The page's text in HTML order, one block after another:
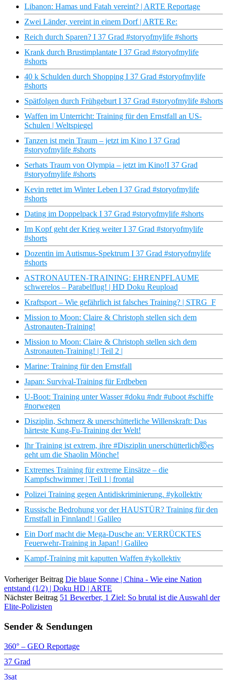
Libanon: Hamas und Fatah vereint? | ARTE Reportage
Zwei Länder, vereint in einem Dorf | ARTE Re:
Reich durch Sparen? I 37 Grad #storyofmylife #shorts
Krank durch Brustimplantate I 37 Grad #storyofmylife
#shorts
40 k Schulden durch Shopping I 37 Grad #storyofmylife
#shorts
Spätfolgen durch Frühgeburt I 37 Grad #storyofmylife #shorts
Waffen im Unterricht: Training für den Ernstfall an US-
Schulen | Weltspiegel
Tanzen ist mein Traum – jetzt im Kino I 37 Grad
#storyofmylife #shorts
Serhats Traum von Olympia – jetzt im Kino!I 37 Grad
#storyofmylife #shorts
Kevin rettet im Winter Leben I 37 Grad #storyofmylife
#shorts
Dating im Doppelpack I 37 Grad #storyofmylife #shorts
Im Kopf geht der Krieg weiter I 37 Grad #storyofmylife
#shorts
Dozentin im Autismus-Spektrum I 37 Grad #storyofmylife
#shorts
ASTRONAUTEN-TRAINING: EHRENPFLAUME
schwerelos – Parabelflug! | HD Doku Reupload
Kraftsport – Wie gefährlich ist falsches Training? | STRG_F
Mission to Moon: Claire & Christoph stellen sich dem
Astronauten-Training!
Mission to Moon: Claire & Christoph stellen sich dem
Astronauten-Training! | Teil 2 |
Marine: Training für den Ernstfall
Japan: Survival-Training für Erdbeben
U-Boot: Training unter Wasser #doku #ndr #uboot #schiffe
#norwegen
Disziplin, Schmerz & unerschütterliche Willenskraft: Das
härteste Kung-Fu-Training der Welt!
Ihr Training ist extrem, ihre #Disziplin unerschütterlich🤯es
geht um die Shaolin Mönche!
Extremes Training für extreme Einsätze – die
Kampfschwimmer | Teil 1 | frontal
Polizei Training gegen Antidiskriminierung. #ykollektiv
Russische Bedrohung vor der HAUSTÜR? Training für den
Ernstfall in Finnland! | Galileo
Ein Dorf macht die Mega-Dusche an: VERRÜCKTES
Feuerwehr-Training in Japan! | Galileo
Kampf-Training mit kaputten Waffen #ykollektiv
Vorheriger Beitrag Die blaue Sonne | China - Wie eine Nation
entstand (1/2) | Doku HD | ARTE
Nächster Beitrag 51 Bewerber, 1 Ziel: So brutal ist die Auswahl der
Elite-Polizisten
Sender & Sendungen
360° – GEO Reportage
37 Grad
3sat